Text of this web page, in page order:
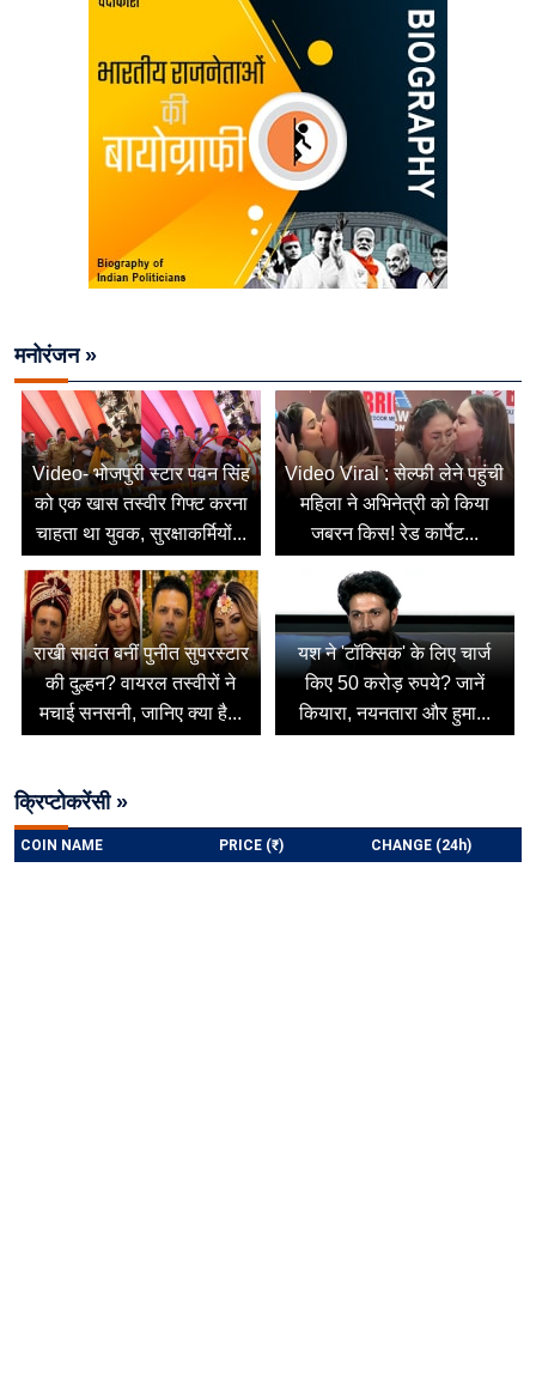
मनोरंजन »
Video- भोजपुरी स्टार पवन सिंह
को एक खास तस्वीर गिफ्ट करना
चाहता था युवक, सुरक्षाकर्मियों...
Video Viral : सेल्फी लेने पहुंची
महिला ने अभिनेत्री को किया
जबरन किस! रेड कार्पेट...
राखी सावंत बनीं पुनीत सुपरस्टार
की दुल्हन? वायरल तस्वीरों ने
मचाई सनसनी, जानिए क्या है...
यश ने 'टॉक्सिक' के लिए चार्ज
किए 50 करोड़ रुपये? जानें
कियारा, नयनतारा और हुमा...
क्रिप्टोकरेंसी »